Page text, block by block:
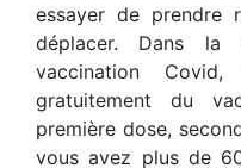
essayer de prendre
déplacer. Dans la
vaccination
gratuitement du
première dose,
vous avez plus de